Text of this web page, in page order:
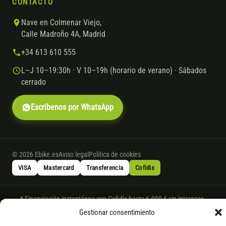
Gestionar consentimiento
CONTACTO
Nave en Colmenar Viejo,
Calle Madroño 4A, Madrid
+34 613 610 555
L–J 10–19:30h · V 10–19h (horario de verano) · Sábados
cerrado
Escríbenos por WhatsApp
© 2026 Ebike.esAviso legal Política de cookies
VISA Mastercard Transferencia Cofidis
* Financiación instantánea con Cofidis hasta 6.000 € sin intereses.
Gasto de apertura: 4% hasta 18 meses y 7% a 24 meses. Consulta